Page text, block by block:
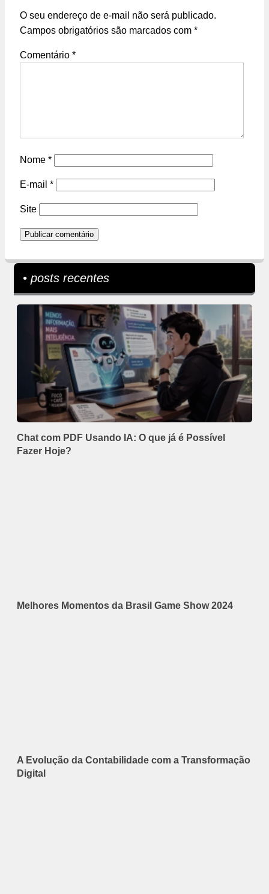
O seu endereço de e-mail não será publicado.
Campos obrigatórios são marcados com *
Comentário *
Nome *
E-mail *
Site
• posts recentes
Chat com PDF Usando IA: O que já é Possível
Fazer Hoje?
Melhores Momentos da Brasil Game Show 2024
A Evolução da Contabilidade com a Transformação
Digital